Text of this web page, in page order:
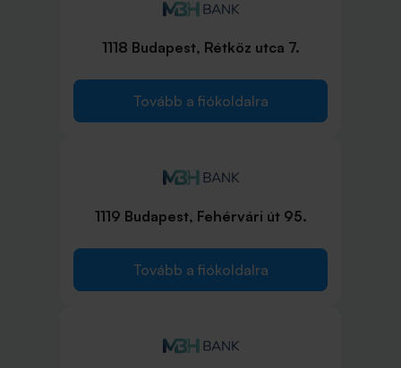
1118 Budapest, Rétköz utca 7.
Tovább a fiókoldalra
1119 Budapest, Fehérvári út 95.
Tovább a fiókoldalra